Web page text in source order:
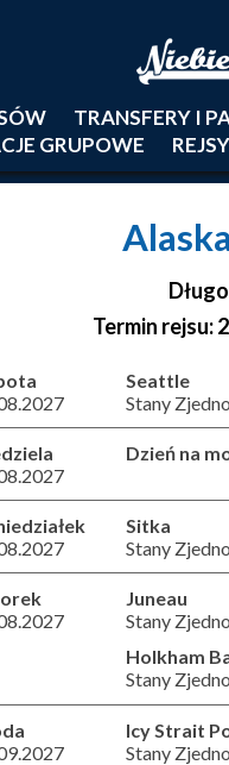
TRANSFERY I
GRUPOWE
Alaska
Termin rejsu:
Seattle
Stany
Dzień na
Sitka
Stany
Juneau
Stany
Holkham
Stany
Icy Strait
Stany